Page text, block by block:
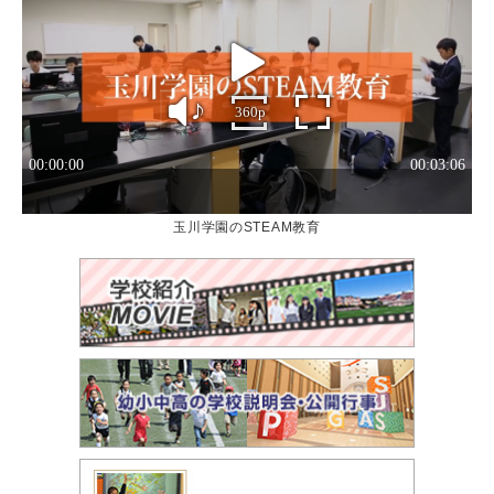
玉川学園のSTEAM教育